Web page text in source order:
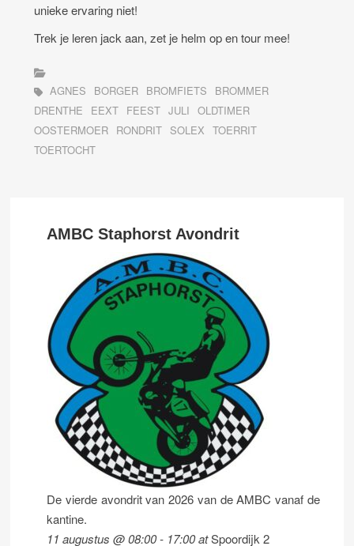
unieke ervaring niet!
Trek je leren jack aan, zet je helm op en tour mee!
AGNES BORGER BROMFIETS
BROMMER
DRENTHE
EEXT FEEST JULI
OLDTIMER
OOSTERMOER RONDRIT SOLEX
TOERRIT
TOERTOCHT
AMBC Staphorst Avondrit
De vierde avondrit van 2026 van de AMBC vanaf de
kantine.
11 augustus @ 08:00- 17:00atSpoordijk 2